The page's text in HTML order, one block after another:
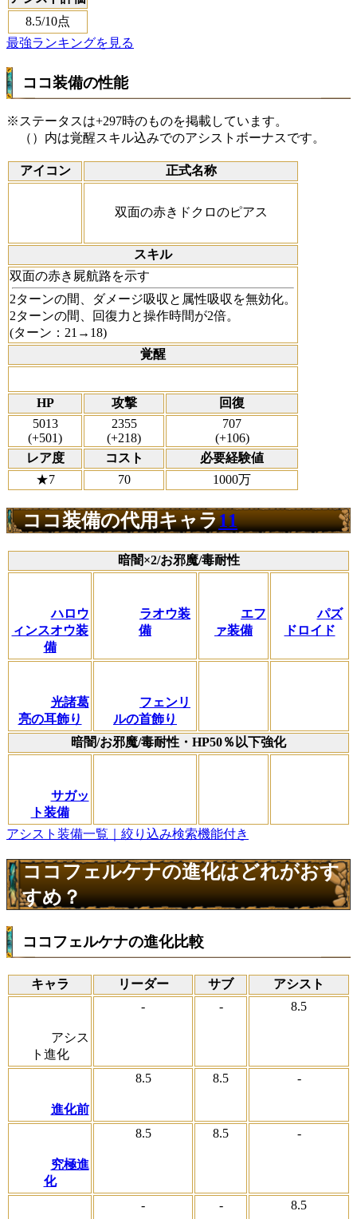
8.5/10点
最強ランキングを見る
ココ装備の性能
※ステータスは+297時のものを掲載しています。
（）内は覚醒スキル込みでのアシストボーナスです。
アイコン 正式名称
双面の赤きドクロのピアス
スキル
双面の赤き屍航路を示す
2ターンの間、ダメージ吸収と属性吸収を無効化。
2ターンの間、回復力と操作時間が2倍。
(ターン：21→18)
覚醒
HP 攻撃
回復
5013
(+501)
2355
(+218)
707
(+106)
レア度
コスト
必要経験値
★7
70 1000万
ココ装備の代用キャラ11
暗闇×2/お邪魔/毒耐性
ハロウ
ィンスオウ装
備
ラオウ装
備
エフ
ァ装備
パズ
ドロイド
光諸葛
亮の耳飾り
フェンリ
ルの首飾り
暗闇/お邪魔/毒耐性・HP50％以下強化
サガッ
ト装備
アシスト装備一覧｜絞り込み検索機能付き
ココフェルケナの進化はどれがおす
すめ？
ココフェルケナの進化比較
キャラ リーダー サブ アシスト
アシス
ト進化
- - 8.5
進化前
8.5 8.5 -
究極進
化
8.5 8.5 -
- - 8.5